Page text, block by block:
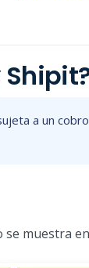
a un
se muestra